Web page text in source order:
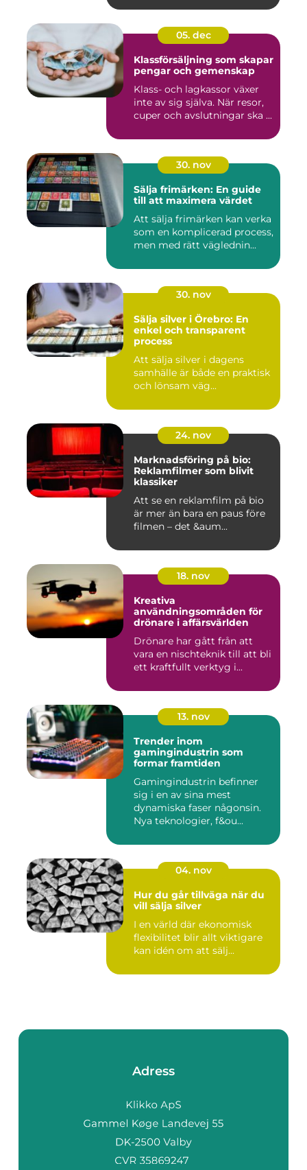
05. dec
Klassförsäljning som skapar
pengar och gemenskap
Klass- och lagkassor växer
inte av sig själva. När resor,
cuper och avslutningar ska ...
30. nov
Sälja frimärken: En guide
till att maximera värdet
Att sälja frimärken kan verka
som en komplicerad process,
men med rätt väglednin...
30. nov
Sälja silver i Örebro: En
enkel och transparent
process
Att sälja silver i dagens
samhälle är både en praktisk
och lönsam väg...
24. nov
Marknadsföring på bio:
Reklamfilmer som blivit
klassiker
Att se en reklamfilm på bio
är mer än bara en paus före
filmen – det &aum...
18. nov
Kreativa
användningsområden för
drönare i affärsvärlden
Drönare har gått från att
vara en nischteknik till att bli
ett kraftfullt verktyg i...
13. nov
Trender inom
gamingindustrin som
formar framtiden
Gamingindustrin befinner
sig i en av sina mest
dynamiska faser någonsin.
Nya teknologier, f&ou...
04. nov
Hur du går tillväga när du
vill sälja silver
I en värld där ekonomisk
flexibilitet blir allt viktigare
kan idén om att sälj...
Adress